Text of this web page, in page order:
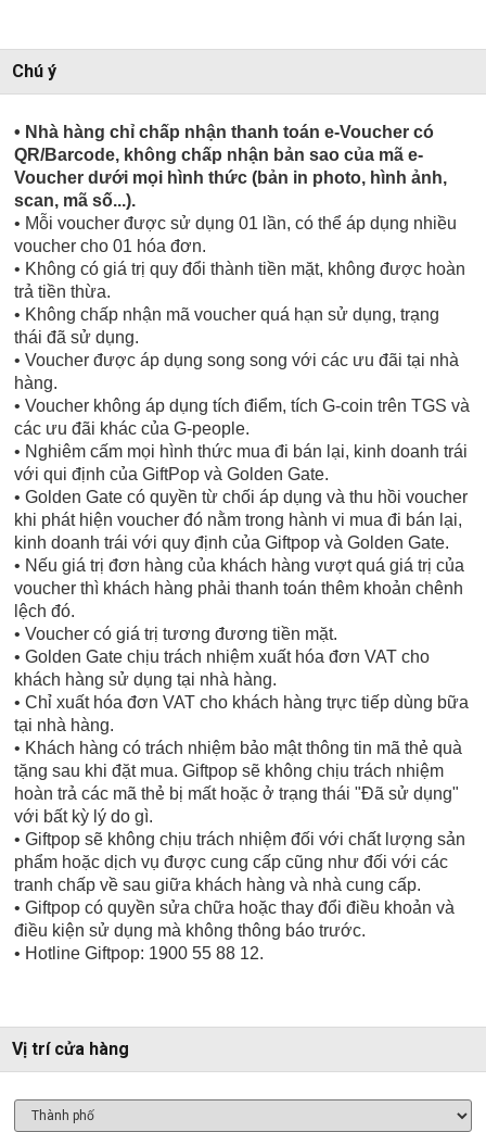
Chú ý
• Nhà hàng chỉ chấp nhận thanh toán e-Voucher có
QR/Barcode, không chấp nhận bản sao của mã e-
Voucher dưới mọi hình thức (bản in photo, hình ảnh,
scan, mã số...).
• Mỗi voucher được sử dụng 01 lần, có thể áp dụng nhiều
voucher cho 01 hóa đơn.
• Không có giá trị quy đổi thành tiền mặt, không được hoàn
trả tiền thừa.
• Không chấp nhận mã voucher quá hạn sử dụng, trạng
thái đã sử dụng.
• Voucher được áp dụng song song với các ưu đãi tại nhà
hàng.
• Voucher không áp dụng tích điểm, tích G-coin trên TGS và
các ưu đãi khác của G-people.
• Nghiêm cấm mọi hình thức mua đi bán lại, kinh doanh trái
với qui định của GiftPop và Golden Gate.
• Golden Gate có quyền từ chối áp dụng và thu hồi voucher
khi phát hiện voucher đó nằm trong hành vi mua đi bán lại,
kinh doanh trái với quy định của Giftpop và Golden Gate.
• Nếu giá trị đơn hàng của khách hàng vượt quá giá trị của
voucher thì khách hàng phải thanh toán thêm khoản chênh
lệch đó.
• Voucher có giá trị tương đương tiền mặt.
• Golden Gate chịu trách nhiệm xuất hóa đơn VAT cho
khách hàng sử dụng tại nhà hàng.
• Chỉ xuất hóa đơn VAT cho khách hàng trực tiếp dùng bữa
tại nhà hàng.
• Khách hàng có trách nhiệm bảo mật thông tin mã thẻ quà
tặng sau khi đặt mua. Giftpop sẽ không chịu trách nhiệm
hoàn trả các mã thẻ bị mất hoặc ở trạng thái "Đã sử dụng"
với bất kỳ lý do gì.
• Giftpop sẽ không chịu trách nhiệm đối với chất lượng sản
phẩm hoặc dịch vụ được cung cấp cũng như đối với các
tranh chấp về sau giữa khách hàng và nhà cung cấp.
• Giftpop có quyền sửa chữa hoặc thay đổi điều khoản và
điều kiện sử dụng mà không thông báo trước.
• Hotline Giftpop: 1900 55 88 12.
Vị trí cửa hàng